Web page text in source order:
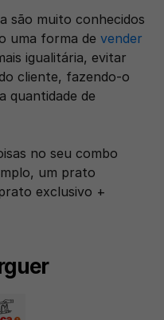
são muito conhecidos
uma forma de vender
igualitária, evitar
cliente, fazendo-o
quantidade de
no seu combo
um prato
exclusivo +